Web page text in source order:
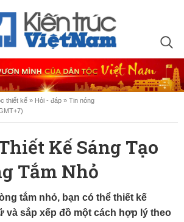
thiết kế » Hỏi - đáp » Tin nóng
Kế Sáng Tạo
Tắm Nhỏ
tắm nhỏ, bạn có thể thiết kế
và sắp xếp đồ một cách hợp lý theo